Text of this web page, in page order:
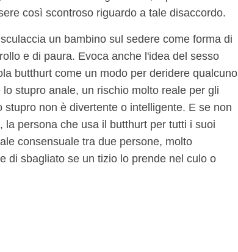
così scontroso riguardo a tale disaccordo.
un bambino sul sedere come forma di
e di paura. Evoca anche l'idea del sesso
butthurt come un modo per deridere qualcuno
stupro anale, un rischio molto reale per gli
non è divertente o intelligente. E se non
persona che usa il butthurt per tutti i suoi
consensuale tra due persone, molto
di sbagliato se un tizio lo prende nel culo o